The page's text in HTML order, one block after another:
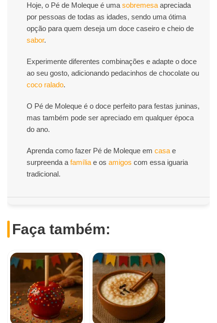
Hoje, o Pé de Moleque é uma sobremesa apreciada
por pessoas de todas as idades, sendo uma ótima
opção para quem deseja um doce caseiro e cheio de
sabor.
Experimente diferentes combinações e adapte o doce
ao seu gosto, adicionando pedacinhos de chocolate ou
coco ralado.
O Pé de Moleque é o doce perfeito para festas juninas,
mas também pode ser apreciado em qualquer época
do ano.
Aprenda como fazer Pé de Moleque em casa e
surpreenda a família e os amigos com essa iguaria
tradicional.
Faça também: